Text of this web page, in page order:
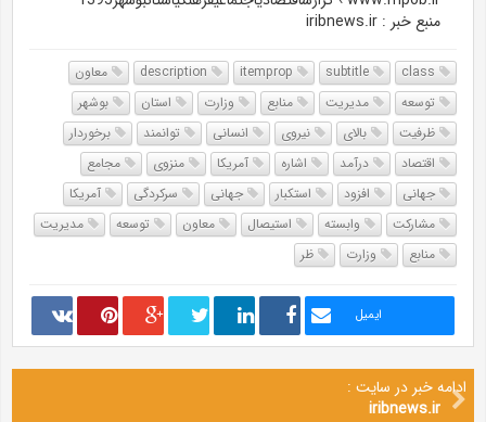
منبع خبر : iribnews.ir
class
subtitle
itemprop
description
معاون
توسعه
مدیریت منابع وزارت استان
بوشهر
ظرفیت
بالای نیروی انسانی توانمند
برخوردار
اقتصاد
درآمد اشاره آمریکا منزوی
مجامع
جهانی
افزود استکبار جهانی سرکردگی
آمریکا
مشارکت
وابسته استیصال معاون توسعه
مدیریت
منابع
وزارت ظر
ایمیل
ادامه خبر در سایت :
iribnews.ir